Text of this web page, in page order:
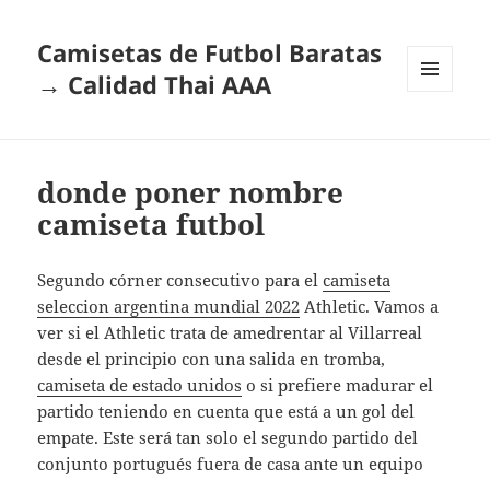
Camisetas de Futbol Baratas
→ Calidad Thai AAA
donde poner nombre
camiseta futbol
Segundo córner consecutivo para elcamiseta
seleccion argentina mundial 2022 Athletic. Vamos a
ver si el Athletic trata de amedrentar al Villarreal
desde el principio con una salida en tromba,
camiseta de estado unidos o si prefiere madurar el
partido teniendo en cuenta que está a un gol del
empate. Este será tan solo el segundo partido del
conjunto portugués fuera de casa ante un equipo